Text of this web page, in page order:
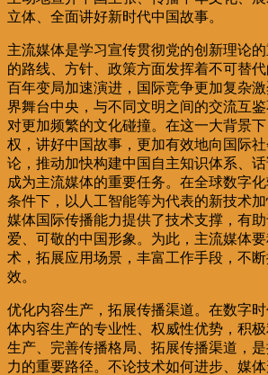
立体、全面讲好新时代中国故事。
主流媒体是学习宣传贯彻党的创新理论
的路线、方针、政策方面发挥着不可替代
百年变局加速演进，国际竞争更加复杂
界舞台中央，与不同文明之间的交流互
对更加频繁的文化碰撞。在这一大背景
权，讲好中国故事，更加有效地向国际
论，推动加快构建中国自主知识体系、话
成为主流媒体的重要任务。在全球数字
条件下，以人工智能等为代表的新技术
媒体国际传播能力提供了技术支撑，有
爱、可敬的中国形象。为此，主流媒体
术，拓展应用场景，丰富工作手段，不
效。
优化内容生产，拓展传播渠道。在数字
体内容生产的专业性、权威性优势，积
生产、完善传播格局、拓展传播渠道，
力的重要路径。不论技术如何进步、媒